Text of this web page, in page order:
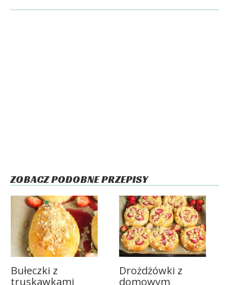
ZOBACZ PODOBNE PRZEPISY
Bułeczki z
truskawkami
Drożdżówki z
domowym